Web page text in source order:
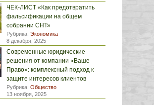
ЧЕК-ЛИСТ «Как предотвратить
фальсификации на общем
собрании СНТ»
Рубрика: Экономика
8 декабря, 2025
Современные юридические
решения от компании «Ваше
Право»: комплексный подход к
защите интересов клиентов
Рубрика: Общество
13 ноября, 2025